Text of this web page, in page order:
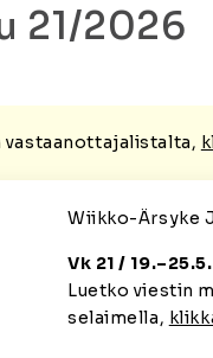
21/2026
Wiikko-Ärsyke
Vk 21 /
Luetko viestin
selaimella,